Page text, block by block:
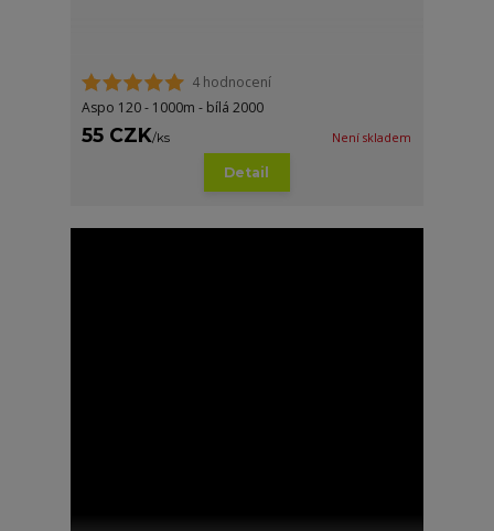
4 hodnocení
Aspo 120 - 1000m - bílá 2000
55 CZK/ks Není skladem
Detail